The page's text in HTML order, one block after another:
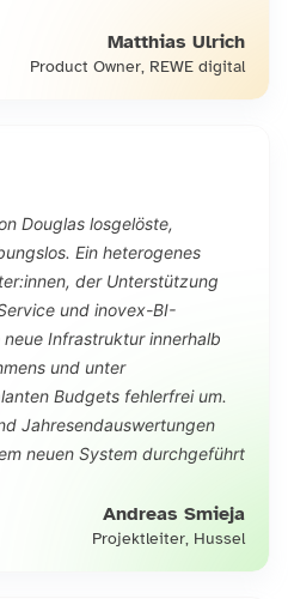
Matthias Ulrich
Product Owner, REWE digital
Douglas losgelöste,
Ein heterogenes
der Unterstützung
und inovex-BI-
Infrastruktur innerhalb
und unter
Budgets fehlerfrei um.
Jahresendauswertungen
neuen System durchgeführt
Andreas Smieja
Projektleiter, Hussel